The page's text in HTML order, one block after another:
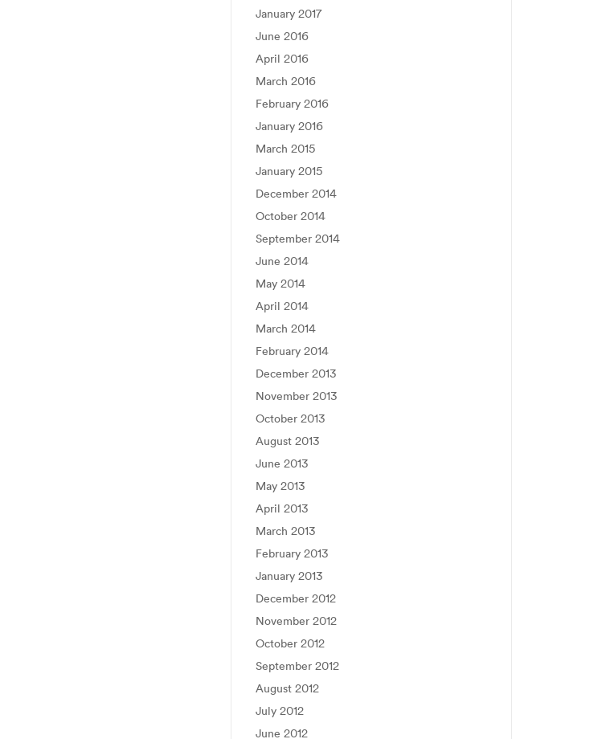
January 2017
June 2016
April 2016
March 2016
February 2016
January 2016
March 2015
January 2015
December 2014
October 2014
September 2014
June 2014
May 2014
April 2014
March 2014
February 2014
December 2013
November 2013
October 2013
August 2013
June 2013
May 2013
April 2013
March 2013
February 2013
January 2013
December 2012
November 2012
October 2012
September 2012
August 2012
July 2012
June 2012